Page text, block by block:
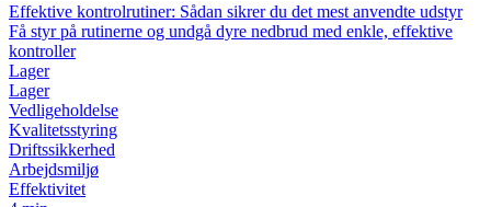
Effektive kontrolrutiner: Sådan sikrer du det mest anvendte udstyr
Få styr på rutinerne og undgå dyre nedbrud med enkle, effektive
kontroller
Lager
Lager
Vedligeholdelse
Kvalitetsstyring
Driftssikkerhed
Arbejdsmiljø
Effektivitet